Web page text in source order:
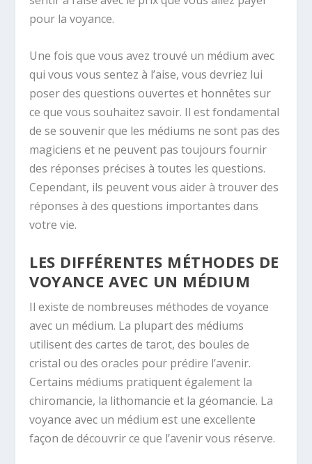
pour la voyance.
Une fois que vous avez trouvé un médium avec
qui vous vous sentez à l’aise, vous devriez lui
poser des questions ouvertes et honnêtes sur
ce que vous souhaitez savoir. Il est fondamental
de se souvenir que les médiums ne sont pas des
magiciens et ne peuvent pas toujours fournir
des réponses précises à toutes les questions.
Cependant, ils peuvent vous aider à trouver des
réponses à des questions importantes dans
votre vie.
LES DIFFÉRENTES MÉTHODES DE
VOYANCE AVEC UN MÉDIUM
Il existe de nombreuses méthodes de voyance
avec un médium. La plupart des médiums
utilisent des cartes de tarot, des boules de
cristal ou des oracles pour prédire l’avenir.
Certains médiums pratiquent également la
chiromancie, la lithomancie et la géomancie. La
voyance avec un médium est une excellente
façon de découvrir ce que l’avenir vous réserve.